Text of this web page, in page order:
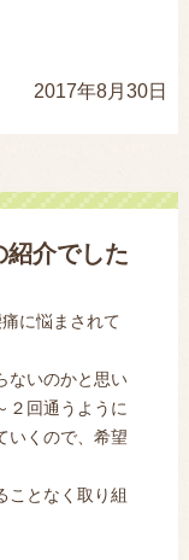
2017年8月30日
紹介でした
に悩まされて
ないのかと思い
２回通うように
いくので、希望
ことなく取り組